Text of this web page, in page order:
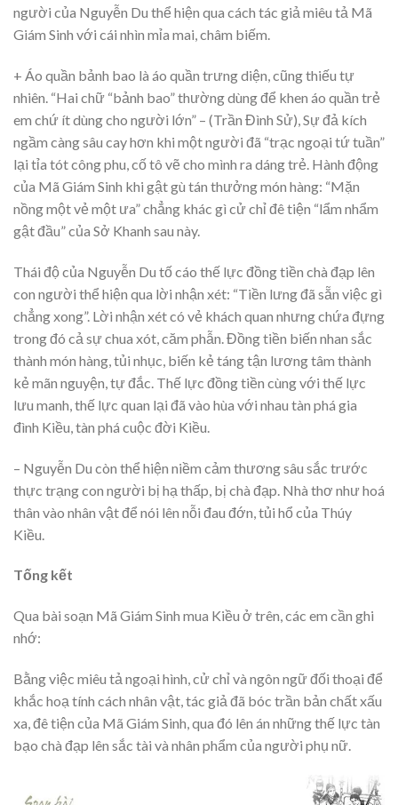
người của Nguyễn Du thể hiện qua cách tác giả miêu tả Mã
Giám Sinh với cái nhìn mỉa mai, châm biếm.
+ Áo quần bảnh bao là áo quần trưng diện, cũng thiếu tự
nhiên. “Hai chữ “bảnh bao” thường dùng để khen áo quần trẻ
em chứ ít dùng cho người lớn” – (Trần Đình Sử), Sự đả kích
ngầm càng sâu cay hơn khi một người đã “trạc ngoại tứ tuần”
lại tỉa tót công phu, cố tô vẽ cho mình ra dáng trẻ. Hành động
của Mã Giám Sinh khi gật gù tán thưởng món hàng: “Mặn
nồng một vẻ một ưa” chẳng khác gì cử chỉ đê tiện “lẩm nhẩm
gật đầu” của Sở Khanh sau này.
Thái độ của Nguyễn Du tố cáo thế lực đồng tiền chà đạp lên
con người thể hiện qua lời nhận xét: “Tiền lưng đã sẵn việc gì
chẳng xong”. Lời nhận xét có vẻ khách quan nhưng chứa đựng
trong đó cả sự chua xót, căm phẫn. Đồng tiền biến nhan sắc
thành món hàng, tủi nhục, biến kẻ táng tận lương tâm thành
kẻ mãn nguyện, tự đắc. Thế lực đồng tiền cùng với thế lực
lưu manh, thế lực quan lại đã vào hùa với nhau tàn phá gia
đình Kiều, tàn phá cuộc đời Kiều.
– Nguyễn Du còn thể hiện niềm cảm thương sâu sắc trước
thực trạng con người bị hạ thấp, bị chà đạp. Nhà thơ như hoá
thân vào nhân vật để nói lên nỗi đau đớn, tủi hổ của Thúy
Kiều.
Tống kết
Qua bài soạn Mã Giám Sinh mua Kiều ở trên, các em cần ghi
nhớ:
Bằng việc miêu tả ngoại hình, cử chỉ và ngôn ngữ đối thoại để
khắc hoạ tính cách nhân vật, tác giả đã bóc trần bản chất xấu
xa, đê tiện của Mã Giám Sinh, qua đó lên án những thế lực tàn
bạo chà đạp lên sắc tài và nhân phẩm của người phụ nữ.